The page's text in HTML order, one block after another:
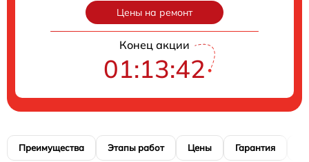
Цены на ремонт
Конец акции
01:13:41
Преимущества Этапы работ Цены Гарантия